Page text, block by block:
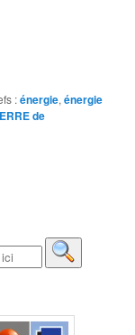
:énergie,énergie
de